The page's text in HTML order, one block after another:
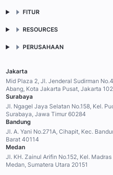
FITUR
RESOURCES
PERUSAHAAN
Jakarta
Mid Plaza 2, Jl. Jenderal Sudirman
Abang, Kota Jakarta Pusat, Jakarta
Surabaya
Jl. Ngagel Jaya Selatan No.158, Kel.
Surabaya, Jawa Timur 60284
Bandung
Jl. A. Yani No.271A, Cihapit, Kec.
Barat 40114
Medan
Jl. KH. Zainul Arifin No.152, Kel.
Medan, Sumatera Utara 20151